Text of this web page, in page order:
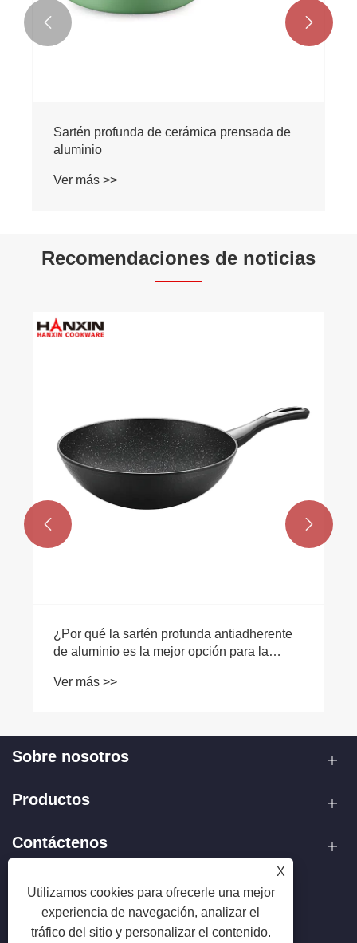
Sartén profunda de cerámica prensada de
aluminio
Ver más >>
 
Recomendaciones de noticias
¿Por qué la sartén profunda antiadherente
de aluminio es la mejor opción para la
Ver más >>
 
Sobre nosotros
Productos
Contáctenos
SÍGANOS
X
Utilizamos cookies para ofrecerle una mejor
experiencia de navegación, analizar el
tráfico del sitio y personalizar el contenido.